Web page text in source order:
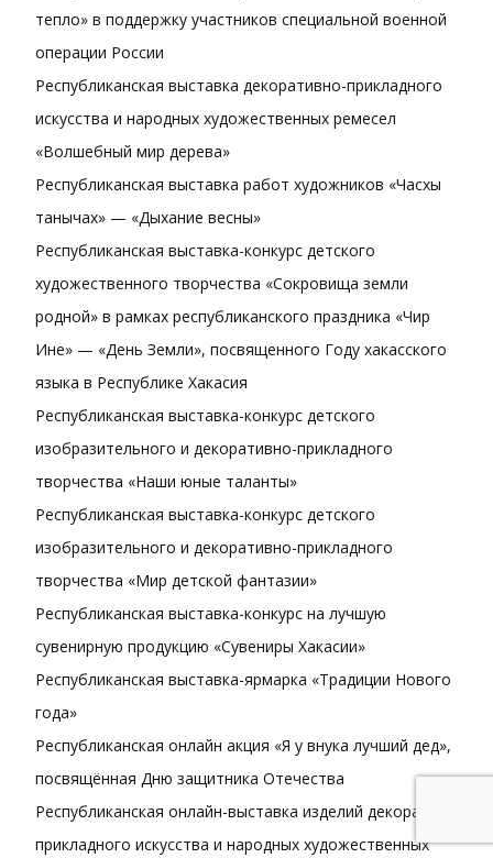
тепло» в поддержку участников специальной военной
операции России
Республиканская выставка декоративно-прикладного
искусства и народных художественных ремесел
«Волшебный мир дерева»
Республиканская выставка работ художников «Часхы
танычах» — «Дыхание весны»
Республиканская выставка-конкурс детского
художественного творчества «Сокровища земли
родной» в рамках республиканского праздника «Чир
Ине» — «День Земли», посвященного Году хакасского
языка в Республике Хакасия
Республиканская выставка-конкурс детского
изобразительного и декоративно-прикладного
творчества «Наши юные таланты»
Республиканская выставка-конкурс детского
изобразительного и декоративно-прикладного
творчества «Мир детской фантазии»
Республиканская выставка-конкурс на лучшую
сувенирную продукцию «Сувениры Хакасии»
Республиканская выставка-ярмарка «Традиции Нового
года»
Республиканская онлайн акция «Я у внука лучший дед»,
посвящённая Дню защитника Отечества
Республиканская онлайн-выставка изделий декоративно-
прикладного искусства и народных художественных